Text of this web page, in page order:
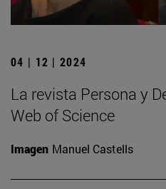
04 | 12 | 2024
La revista Persona y
Web of Science
Imagen Manuel Castells